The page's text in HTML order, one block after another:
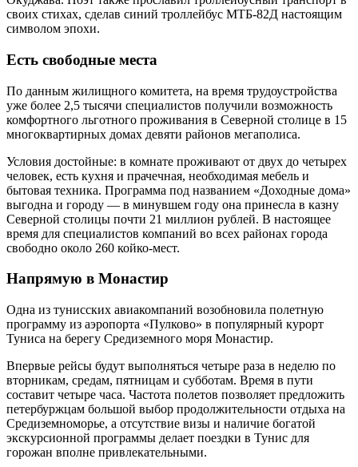
своих стихах, сделав синий троллейбус МТБ-82Д настоящим
символом эпохи.
Есть свободные места
По данным жилищного комитета, на время трудоустройства
уже более 2,5 тысячи специалистов получили возможность
комфортного льготного проживания в Северной столице в 15
многоквартирных домах девяти районов мегаполиса.
Условия достойные: в комнате проживают от двух до четырех
человек, есть кухня и прачечная, необходимая мебель и
бытовая техника. Программа под названием «Доходные дома»
выгодна и городу — в минувшем году она принесла в казну
Северной столицы почти 21 миллион рублей. В настоящее
время для специалистов компаний во всех районах города
свободно около 260 койко-мест.
Напрямую в Монастир
Одна из тунисских авиакомпаний возобновила полетную
программу из аэропорта «Пулково» в популярный курорт
Туниса на берегу Средиземного моря Монастир.
Впервые рейсы будут выполняться четыре раза в неделю по
вторникам, средам, пятницам и субботам. Время в пути
составит четыре часа. Частота полетов позволяет предложить
петербуржцам большой выбор продолжительности отдыха на
Средиземноморье, а отсутствие визы и наличие богатой
экскурсионной программы делает поездки в Тунис для
горожан вполне привлекательными.